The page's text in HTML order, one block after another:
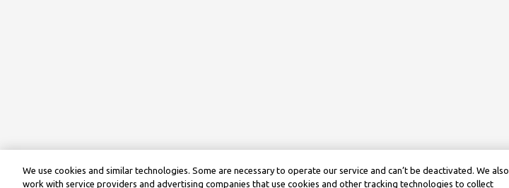
We use cookies and similar technologies. Some are necessary to operate our service and can’t be deactivated. We also
work with service providers and advertising companies that use cookies and other tracking technologies to collect